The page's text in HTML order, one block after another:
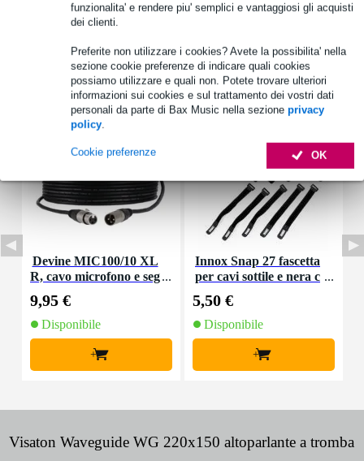
funzionalita' e rendere piu' semplici e vantaggiosi gli acquisti
dei clienti.
Preferite non utilizzare i cookies? Avete la possibilita' nella
sezione cookie preferenze di indicare quali cookies
possiamo utilizzare e quali non. Potete trovare ulteriori
informazioni sui cookies e sul trattamento dei vostri dati
personali da parte di Bax Music nella sezione privacy
policy.
OK
Cookie preferenze
dimensioni di installazione: 125 x 185 mm
Accessori (7)
Devine MIC100/10 XL
R, cavo microfono e seg
9,95 €
Disponibile
+
Innox Snap 27 fascetta
per cavi sottile e nera c
(10 pezzi)
5,50 €
Disponibile
+
Visaton Waveguide WG 220x150 altoparlante a tromba